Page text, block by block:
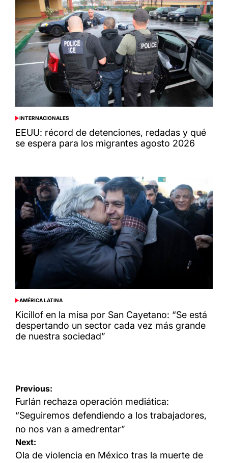
POSTED
IN
INTERNACIONALES
EEUU: récord de detenciones, redadas y qué
se espera para los migrantes agosto 2026
POSTED
IN
AMÉRICA LATINA
Kicillof en la misa por San Cayetano: “Se está
despertando un sector cada vez más grande
de nuestra sociedad”
Navegación
de
entradas
Previous:
Furlán rechaza operación mediática:
“Seguiremos defendiendo a los trabajadores,
no nos van a amedrentar”
Next:
Ola de violencia en México tras la muerte de